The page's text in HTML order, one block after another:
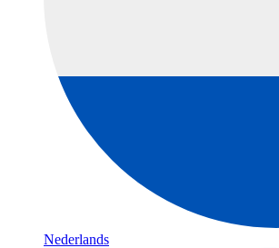
Nederlands